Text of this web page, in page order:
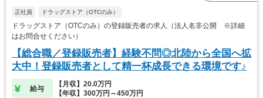
正社員 ドラッグストア（OTCのみ）
ドラッグストア（OTCのみ）の登録販売者の求人（法人名非公開 ※詳細
はお問合せください）
【総合職／登録販売者】経験不問◎北陸から全国へ拡
大中！登録販売者として精一杯成長できる環境です♪
給与
【月収】20.0万円
【年収】300万円～450万円